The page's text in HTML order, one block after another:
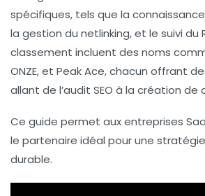
spécifiques, tels que la
la gestion du netlinking, et le suivi du
classement incluent des noms
ONZE, et Peak Ace, chacun offrant
allant de l’audit SEO à la création
Ce guide permet aux entreprises
le partenaire idéal pour une
durable.